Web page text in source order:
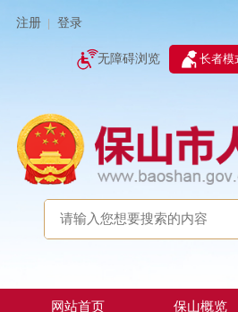
注册 登录
无障碍浏览 长者模
网站首页 保山概览